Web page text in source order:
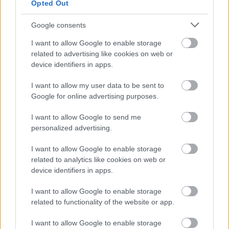
Opted Out
Google consents
I want to allow Google to enable storage
related to advertising like cookies on web or
device identifiers in apps.
I want to allow my user data to be sent to
Google for online advertising purposes.
I want to allow Google to send me
personalized advertising.
I want to allow Google to enable storage
related to analytics like cookies on web or
device identifiers in apps.
I want to allow Google to enable storage
related to functionality of the website or app.
I want to allow Google to enable storage
Kopping Rita pedig hangsúlyozta, a Szövetség
képviselőinek „mindig is fontos volt a
vagyonnyilatkozatok átláthatósága,
, ezért indítványozzák, hogy
mindannyiuk vagyonnyilatkozata nyilvános
legyen az önkormányzat honlapján, a
kecskemet.hu oldalon. Egyben felszólították a
közgyűlés minden tagját, hogy ők is tegyék ezt
Az önkormányzati törvény szerint a
vagyonnyilatkozattal kapcsolatos eljárást a
vagyonnyilatkozat-vizsgáló bizottságnál bárki